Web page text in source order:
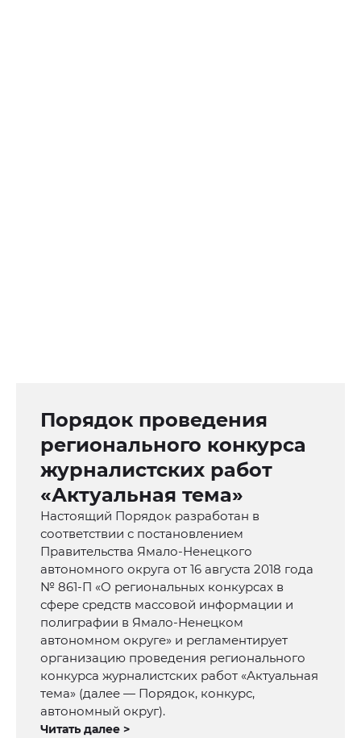
Порядок проведения
регионального конкурса
журналистских работ
«Актуальная тема»
Настоящий Порядок разработан в
соответствии с постановлением
Правительства Ямало-Ненецкого
автономного округа от 16 августа 2018 года
№ 861-П «О региональных конкурсах в
сфере средств массовой информации и
полиграфии в Ямало-Ненецком
автономном округе» и регламентирует
организацию проведения регионального
конкурса журналистских работ «Актуальная
тема» (далее — Порядок, конкурс,
автономный округ).
Читать далее >